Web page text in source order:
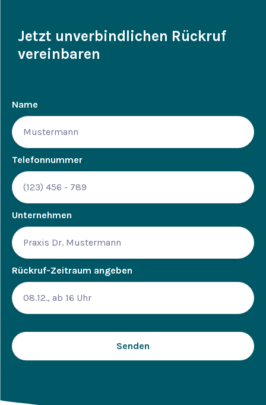
Jetzt unverbindlichen Rückruf
vereinbaren
Name
Telefonnummer
Unternehmen
Rückruf-Zeitraum angeben